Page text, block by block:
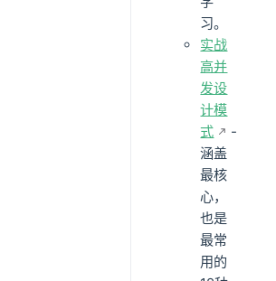
习。
实战
高并
发设
计模
式
-
涵盖
最核
心，
也是
最常
用的